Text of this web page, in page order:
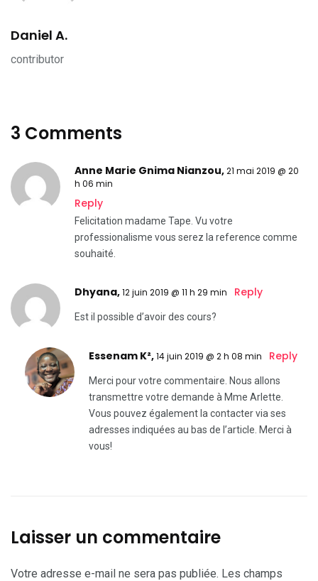
Daniel A.
contributor
3 Comments
Anne Marie Gnima Nianzou,21 mai 2019 @ 20
h 06 min
Reply
Felicitation madame Tape. Vu votre
professionalisme vous serez la reference comme
souhaité.
Dhyana,12 juin 2019 @ 11 h 29 min Reply
Est il possible d’avoir des cours?
Essenam K²,14 juin 2019 @ 2 h 08 min Reply
Merci pour votre commentaire. Nous allons
transmettre votre demande à Mme Arlette.
Vous pouvez également la contacter via ses
adresses indiquées au bas de l’article. Merci à
vous!
Laisser un commentaire
Votre adresse e-mail ne sera pas publiée. Les champs